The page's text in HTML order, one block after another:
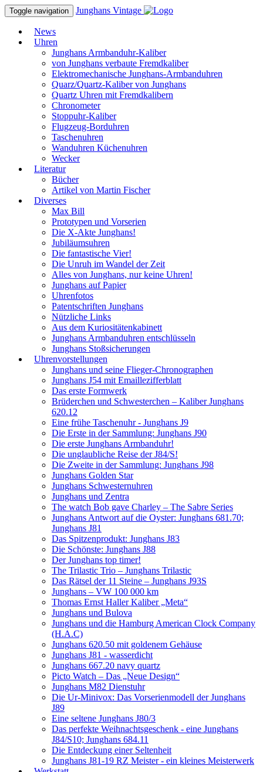
Toggle navigation Junghans Vintage
News
Uhren
Junghans Armbanduhr-Kaliber
von Junghans verbaute Fremdkaliber
Elektromechanische Junghans-Armbanduhren
Quarz/Quartz-Kaliber von Junghans
Quartz Uhren mit Fremdkalibern
Chronometer
Stoppuhr-Kaliber
Flugzeug-Borduhren
Taschenuhren
Wanduhren Küchenuhren
Wecker
Literatur
Bücher
Artikel von Martin Fischer
Diverses
Max Bill
Prototypen und Vorserien
Die X-Akte Junghans!
Jubiläumsuhren
Die fantastische Vier!
Die Unruh im Wandel der Zeit
Alles von Junghans, nur keine Uhren!
Junghans auf Papier
Uhrenfotos
Patentschriften Junghans
Nützliche Links
Aus dem Kuriositätenkabinett
Junghans Armbanduhren entschlüsseln
Junghans Stoßsicherungen
Uhrenvorstellungen
Junghans und seine Flieger-Chronographen
Junghans J54 mit Emaillezifferblatt
Das erste Formwerk
Brüderchen und Schwesterchen – Kaliber Junghans
620.12
Eine frühe Taschenuhr - Junghans J9
Die Erste in der Sammlung: Junghans J90
Die erste Junghans Armbanduhr!
Die unglaubliche Reise der J84/S!
Die Zweite in der Sammlung: Junghans J98
Junghans Golden Star
Junghans Schwesternuhren
Junghans und Zentra
The watch Bob gave Charley – The Sabre Series
Junghans Antwort auf die Oyster: Junghans 681.70;
Junghans J81
Das Spitzenprodukt: Junghans J83
Die Schönste: Junghans J88
Der Junghans top timer!
The Trilastic Trio – Junghans Trilastic
Das Rätsel der 11 Steine – Junghans J93S
Junghans – VW 100 000 km
Thomas Ernst Haller Kaliber „Meta“
Junghans und Bulova
Junghans und die Hamburg American Clock Company
(H.A.C)
Junghans 620.50 mit goldenem Gehäuse
Junghans J81 - wasserdicht
Junghans 667.20 navy quartz
Picto Watch – Das „Neue Design“
Junghans M82 Dienstuhr
Die Ur-Minivox: Das Vorserienmodell der Junghans
J89
Eine seltene Junghans J80/3
Das perfekte Weihnachtsgeschenk - eine Junghans
J84/S10; Junghans 684.11
Die Entdeckung einer Seltenheit
Junghans J81-19 RZ Meister - ein kleines Meisterwerk